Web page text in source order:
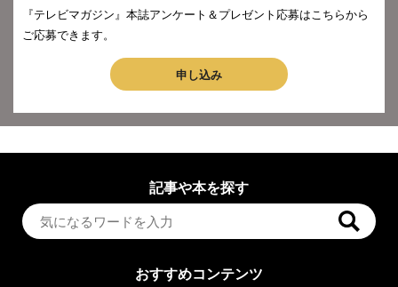
『テレビマガジン』本誌アンケート＆プレゼント応募はこちらから
ご応募できます。
申し込み
記事や本を探す
おすすめコンテンツ